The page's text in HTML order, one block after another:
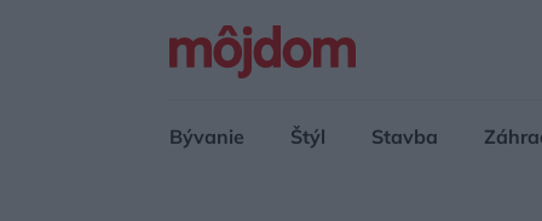
Bývanie Štýl Stavba